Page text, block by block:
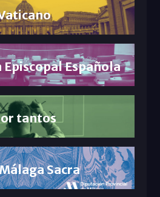
Española
tantos
Sacra